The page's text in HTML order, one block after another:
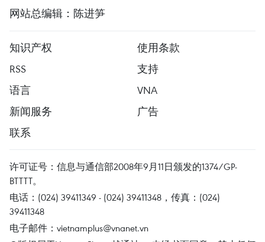
网站总编辑：陈进笋
知识产权
使用条款
RSS
支持
语言
VNA
新闻服务
广告
联系
许可证号：信息与通信部2008年9月11日颁发的1374/GP-
BTTTT。
电话：(024) 39411349 - (024) 39411348，传真：(024)
39411348
电子邮件： vietnamplus@vnanet.vn